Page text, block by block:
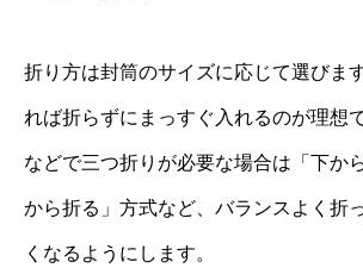
折り方は封筒のサイズに応じて選びま
れば折らずにまっすぐ入れるのが理想
などで三つ折りが必要な場合は「下か
から折る」方式など、バランスよく折
くなるようにします。